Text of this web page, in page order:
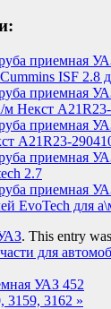
ISF 2.8
Некст
А21R23-
2.7
EvoTech для
. This entry
для
УАЗ 452
3159, 3162 »